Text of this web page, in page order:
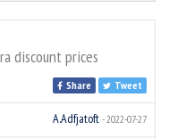
discount prices
Share Tweet
A.Adfjatoft - 2022-07-27